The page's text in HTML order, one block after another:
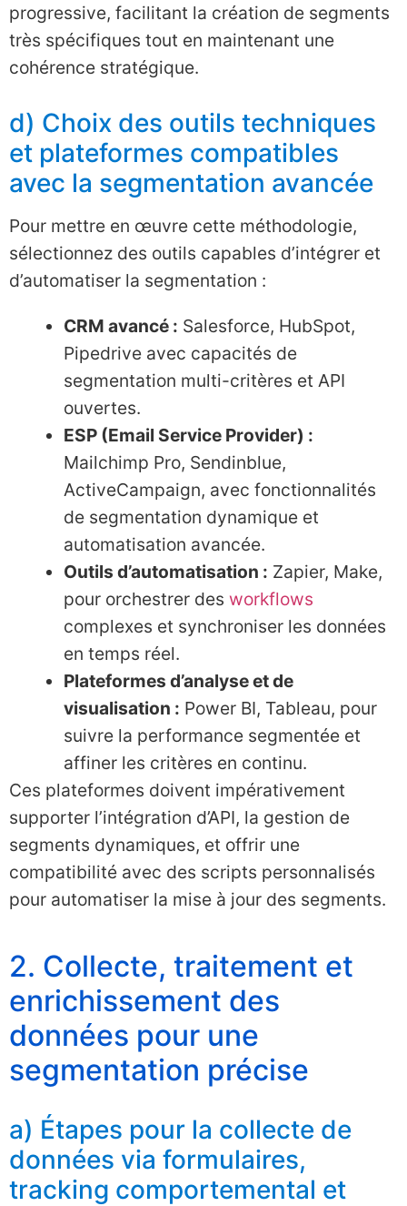
progressive, facilitant la création de segments
très spécifiques tout en maintenant une
cohérence stratégique.
d) Choix des outils techniques
et plateformes compatibles
avec la segmentation avancée
Pour mettre en œuvre cette méthodologie,
sélectionnez des outils capables d’intégrer et
d’automatiser la segmentation :
CRM avancé : Salesforce, HubSpot,
Pipedrive avec capacités de
segmentation multi-critères et API
ouvertes.
ESP (Email Service Provider) :
Mailchimp Pro, Sendinblue,
ActiveCampaign, avec fonctionnalités
de segmentation dynamique et
automatisation avancée.
Outils d’automatisation : Zapier, Make,
pour orchestrer des workflows
complexes et synchroniser les données
en temps réel.
Plateformes d’analyse et de
visualisation : Power BI, Tableau, pour
suivre la performance segmentée et
affiner les critères en continu.
Ces plateformes doivent impérativement
supporter l’intégration d’API, la gestion de
segments dynamiques, et offrir une
compatibilité avec des scripts personnalisés
pour automatiser la mise à jour des segments.
2. Collecte, traitement et
enrichissement des
données pour une
segmentation précise
a) Étapes pour la collecte de
données via formulaires,
tracking comportemental et